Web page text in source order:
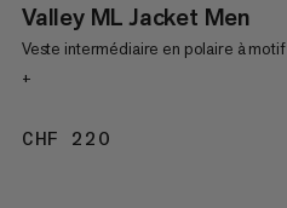
Valley ML Jacket Men
Veste intermédiaire en polaire à motif
+
CHF 220